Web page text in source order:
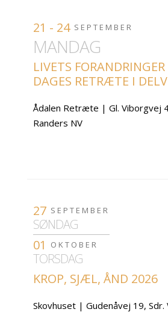
21 - 24 SEPTEMBER
MANDAG
LIVETS FORANDRINGER
DAGES RETRÆTE I
Ådalen Retræte | Gl. Viborgvej
Randers NV
27 SEPTEMBER
SØNDAG
01
OKTOBER
TORSDAG
KROP, SJÆL, ÅND 2026
Skovhuset | Gudenåvej 19, Sdr.